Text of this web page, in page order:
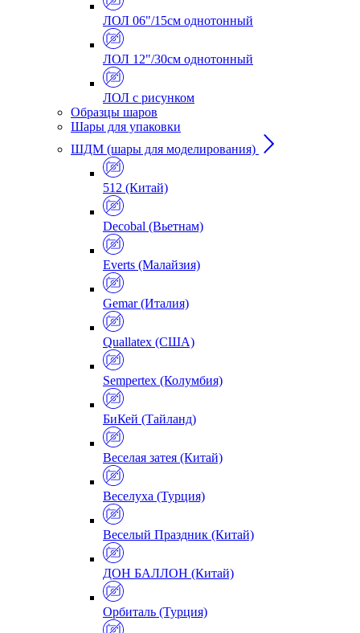
ЛОЛ 06"/15см однотонный
ЛОЛ 12"/30см однотонный
ЛОЛ с рисунком
Образцы шаров
Шары для упаковки
ШДМ (шары для моделирования)
512 (Китай)
Decobal (Вьетнам)
Everts (Малайзия)
Gemar (Италия)
Quallatex (США)
Sempertex (Колумбия)
БиКей (Тайланд)
Веселая затея (Китай)
Веселуха (Турция)
Веселый Праздник (Китай)
ДОН БАЛЛОН (Китай)
Орбиталь (Турция)